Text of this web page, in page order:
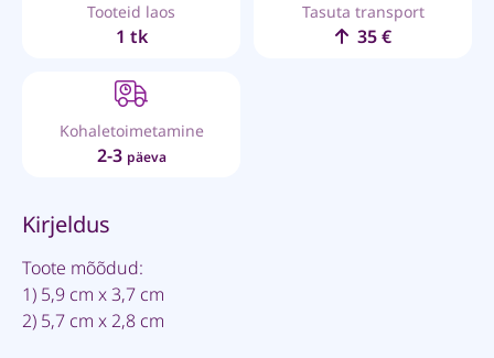
Tooteid laos
1 tk
Tasuta transport
35 €
Kohaletoimetamine
2-3 päeva
Kirjeldus
Toote mõõdud:
1) 5,9 cm x 3,7 cm
2) 5,7 cm x 2,8 cm